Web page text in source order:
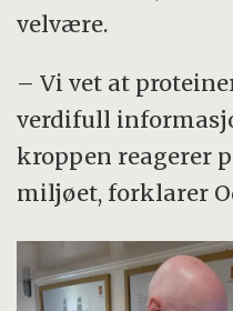
velvære.
– Vi vet at
verdifull
kroppen reagerer
miljøet, forklarer